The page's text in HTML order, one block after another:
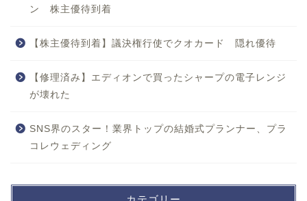
ン 株主優待到着
【株主優待到着】議決権行使でクオカード 隠れ優待
【修理済み】エディオンで買ったシャープの電子レンジ
が壊れた
SNS界のスター！業界トップの結婚式プランナー、プラ
コレウェディング